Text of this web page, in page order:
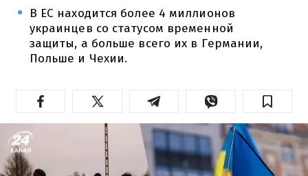
В ЕС находится более 4 миллионов
украинцев со статусом временной
защиты, а больше всего их в Германии,
Польше и Чехии.